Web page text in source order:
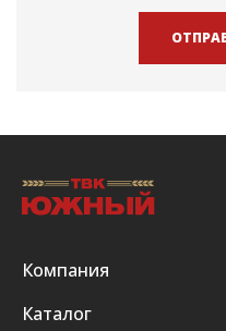
Компания
Каталог